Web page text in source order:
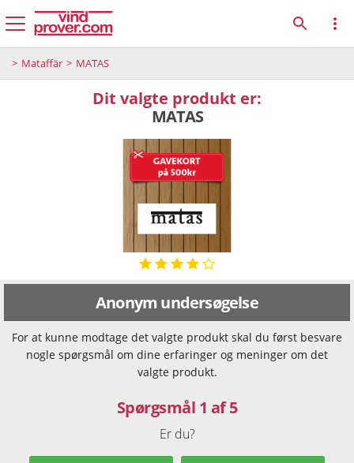
Mataffär MATAS
Dit valgte produkt er:
MATAS
Anonym undersøgelse
For at kunne modtage det valgte produkt skal du først besvare
nogle spørgsmål om dine erfaringer og meninger om det
valgte produkt.
Spørgsmål 1 af 5
Er du?